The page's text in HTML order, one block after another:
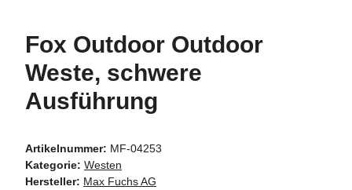
Fox Outdoor Outdoor
Weste, schwere
Ausführung
Artikelnummer: MF-04253
Kategorie: Westen
Hersteller: Max Fuchs AG